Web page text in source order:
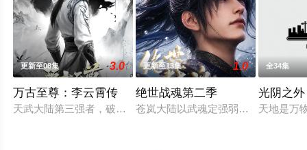
更新至08集 3.0
万古至尊：李云霄传
天武大陆第三强者，破军武帝古飞扬被世界规则所限，修为困
更新至13集 1.0
绝世战魂第二季
苍岚大陆以武魂定强弱，秦家少主秦
全34集
光阴之外
天地是万